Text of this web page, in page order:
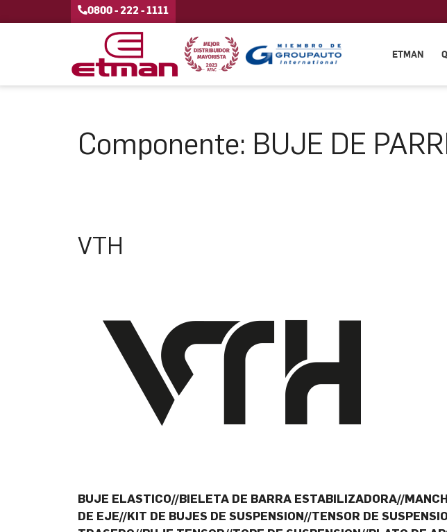
0800 - 222 - 1111
ETMAN
Componente: BUJE DE
VTH
BUJE ELASTICO//BIELETA DE BARRA ESTABILIZADORA//
DE EJE//KIT DE BUJES DE SUSPENSION//TENSOR DE